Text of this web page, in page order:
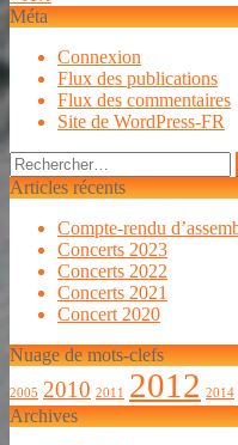
Méta
Connexion
Flux des publications
Flux des commentaires
Site de WordPress-FR
Rechercher :
Articles récents
Compte-rendu
Concerts 2023
Concerts 2022
Concerts 2021
Concert 2020
Nuage de mots-clefs
2005 2010 2011 2012 2014
Archives